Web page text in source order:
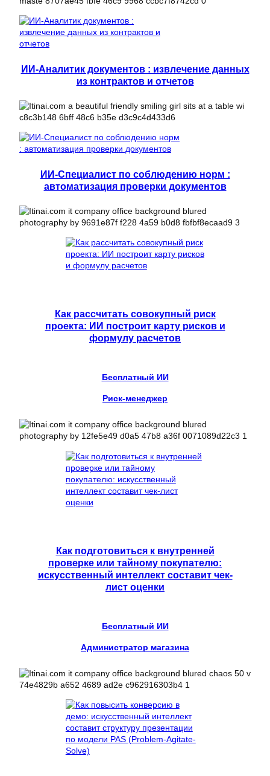
ИИ-Аналитик документов : извлечение данных
из контрактов и отчетов
ИИ-Специалист по соблюдению норм :
автоматизация проверки документов
Как рассчитать совокупный риск
проекта: ИИ построит карту рисков и
формулу расчетов
Бесплатный ИИ
Риск-менеджер
Как подготовиться к внутренней
проверке или тайному покупателю:
искусственный интеллект составит чек-
лист оценки
Бесплатный ИИ
Администратор магазина